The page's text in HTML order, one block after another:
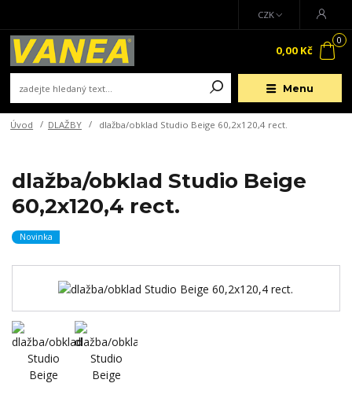
Menu
CZK
0
0,00 Kč
Úvod DLAŽBY dlažba/obklad Studio Beige 60,2x120,4 rect.
dlažba/obklad Studio Beige
60,2x120,4 rect.
Novinka